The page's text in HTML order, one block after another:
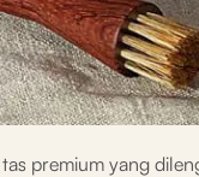
premium yang